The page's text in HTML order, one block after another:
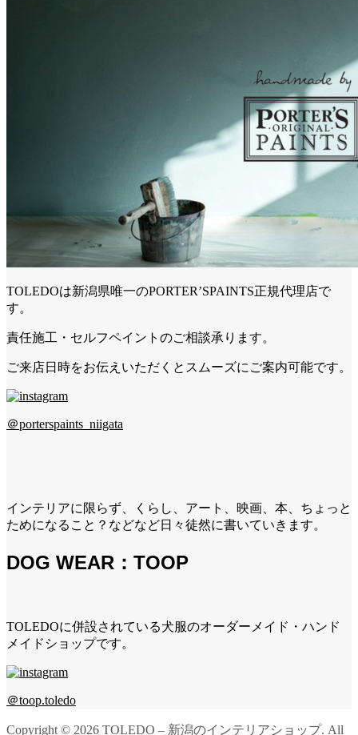
TOLEDOは新潟県唯一のPORTER’SPAINTS正規代理店で
す。
責任施工・セルフペイントのご相談承ります。
ご来店日時をお伝えいただくとスムーズにご案内可能です。
＠porterspaints_niigata
インテリアに限らず、くらし、アート、映画、本、ちょっと
ためになること？などなど日々徒然に書いていきます。
DOG WEAR：TOOP
TOLEDOに併設されている犬服のオーダーメイド・ハンド
メイドショップです。
＠toop.toledo
Copyright © 2026 TOLEDO – 新潟のインテリアショップ. All